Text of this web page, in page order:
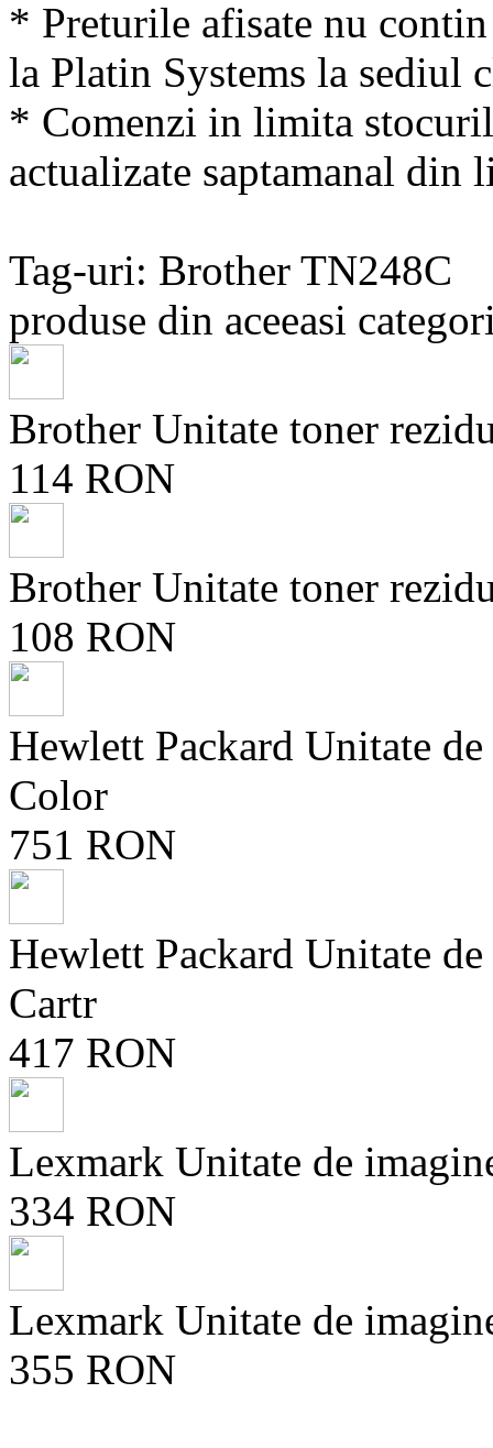
* Preturile afisate nu
la Platin Systems la sediul
* Comenzi in limita
actualizate saptamanal
Tag-uri: Brother TN248C
produse din aceeasi
Brother Unitate toner
114 RON
Brother Unitate toner
108 RON
Hewlett Packard Unitate
Color
751 RON
Hewlett Packard Unitate
Cartr
417 RON
Lexmark Unitate de
334 RON
Lexmark Unitate de
355 RON